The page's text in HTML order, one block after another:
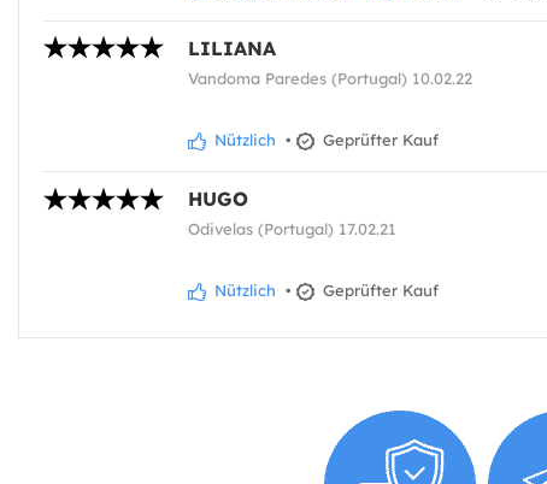
LILIANA
Vandoma Paredes (Portugal) 10.02.22
Nützlich • Geprüfter Kauf
HUGO
Odivelas (Portugal) 17.02.21
Nützlich • Geprüfter Kauf